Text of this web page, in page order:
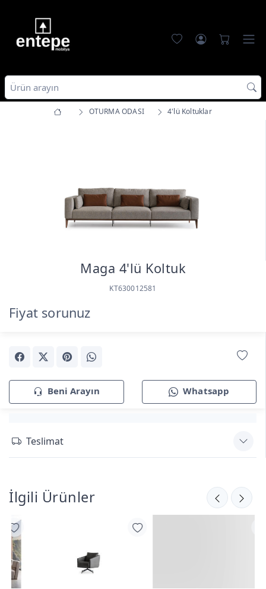
OTURMA ODASI 4'lü Koltuklar
Maga 4'lü Koltuk
KT630012581
Fiyat sorunuz
Beni Arayın Whatsapp
Teslimat
İlgili Ürünler